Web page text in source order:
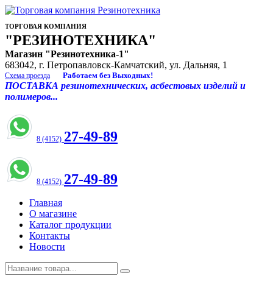
ТОРГОВАЯ КОМПАНИЯ
"РЕЗИНОТЕХНИКА"
Магазин "Резинотехника-1"
683042, г. Петропавловск-Камчатский, ул. Дальняя, 1
Схема проезда Работаем без Выходных!
ПОСТАВКА резинотехнических, асбестовых изделий и
полимеров...
8 (4152) 27-49-89
8 (4152) 27-49-89
Главная
О магазине
Каталог продукции
Контакты
Новости